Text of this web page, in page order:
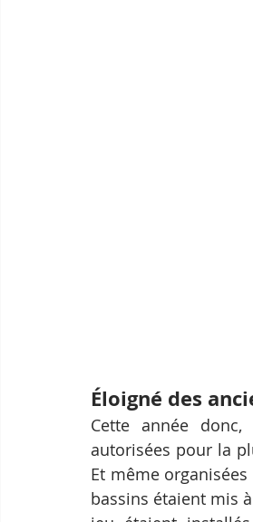
Éloigné des
Cette année
autorisées pour la
Et même
bassins étaient mis